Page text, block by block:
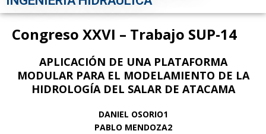
Congreso XXVI – Trabajo SUP-14
APLICACIÓN DE UNA PLATAFORMA
MODULAR PARA EL MODELAMIENTO DE LA
HIDROLOGÍA DEL SALAR DE ATACAMA
DANIEL OSORIO1
PABLO MENDOZA2